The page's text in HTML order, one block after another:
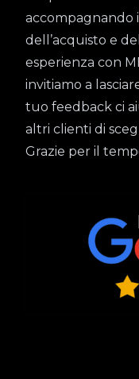
accompagnando
dell’acquisto e
esperienza con
invitiamo a
tuo feedback ci
altri clienti di
Grazie per il